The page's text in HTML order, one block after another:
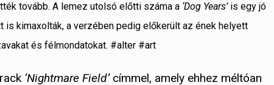
tovább. A lemez utolsó előtti száma a ‘Dog Years’is egy jó
is kimaxolták, a verzében pedig előkerült az ének helyett
és félmondatokat. #alter #art
‘Nightmare Field’címmel, amely ehhez méltóan